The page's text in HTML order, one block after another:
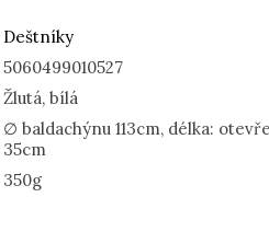
Deštníky
5060499010527
Žlutá, bílá
∅ baldachýnu 113cm, délka:
35cm
350g